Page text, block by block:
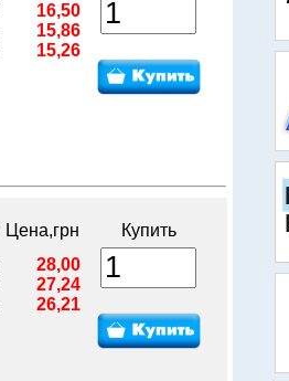
16,50
15,86
15,26
Цена,грн
Купить
28,00
27,24
26,21